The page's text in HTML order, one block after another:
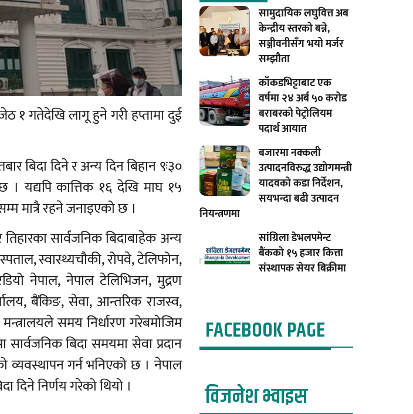
१ गतेदेखि लागू हुने गरी हप्तामा दुई
बिदा दिने र अन्य दिन बिहान ९ः३०
यद्यपि कात्तिक १६ देखि माघ १५
मात्रै रहने जनाइएको छ ।
सार्वजनिक बिदाबाहेक अन्य
स्वास्थ्यचौकी, रोपवे, टेलिफोन,
नेपाल, नेपाल टेलिभिजन, मुद्रण
बैंकिङ, सेवा, आन्तरिक राजस्व,
समय निर्धारण गरेबमोजिम
बिदा समयमा सेवा प्रदान
व्यवस्थापन गर्न भनिएको छ । नेपाल
दिने निर्णय गरेको थियो ।
सामुदायिक लघुवित्त अब
केन्द्रीय स्तरको बन्ने,
सञ्जीवनीसँग भयो मर्जर
सम्झौता
काँकडभिट्टाबाट एक
वर्षमा २४ अर्ब ५० करोड
बराबरको पेट्रोलियम
पदार्थ आयात
बजारमा नक्कली
उत्पादनविरुद्ध उद्योगमन्त्री
यादवको कडा निर्देशन,
सयभन्दा बढी उत्पादन
नियन्त्रणमा
सांग्रिला डेभलपमेन्ट
बैंकको १५ हजार कित्ता
संस्थापक सेयर बिक्रीमा
FACEBOOK PAGE
विजनेश भ्वाइस